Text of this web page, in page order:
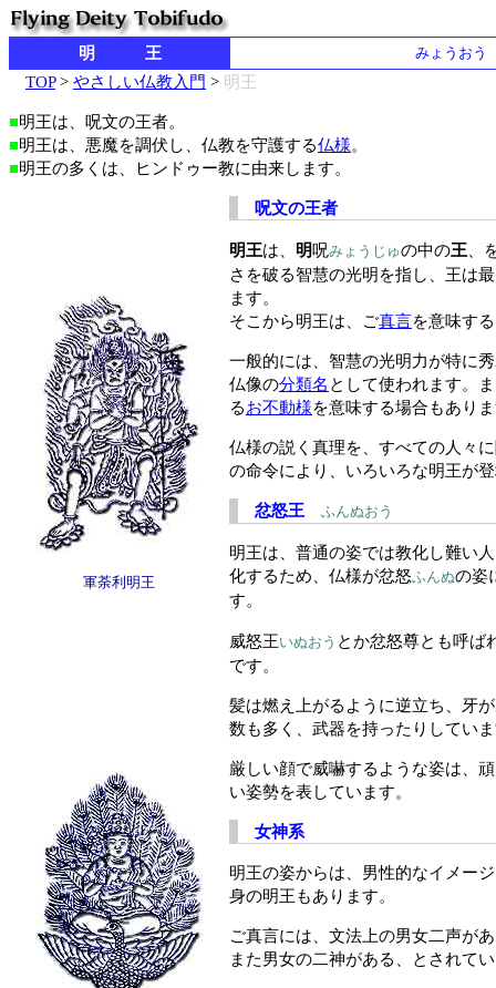
明 王 みょうおう
TOP> やさしい仏教入門 > 明王
■明王は、呪文の王者。
■明王は、悪魔を調伏し、仏教を守護する仏様。
■明王の多くは、ヒンドゥー教に由来します。
軍荼利明王
呪文の王者
明王は、 明呪みょうじゅの中の王 、
さを破る智慧の光明を指し、王は
ます。
そこから明王は、ご真言を意味す
一般的には、智慧の光明力が特に
仏像の分類名 として使われます。
るお不動様を意味する場合もあり
仏様の説く真理を、すべての人々
の命令により、いろいろな明王が
忿怒王 ふんぬおう
明王は、普通の姿では教化し難い
化するため、仏様が忿怒ふんぬの姿
す。
威怒王いぬおう とか忿怒尊とも呼ば
です。
髪は燃え上がるように逆立ち、牙
数も多く、武器を持ったりしてい
厳しい顔で威嚇するような姿は、
い姿勢を表しています。
女神系
明王の姿からは、男性的なイメー
身の明王もあります。
ご真言には、文法上の男女二声が
また男女の二神がある、とされて